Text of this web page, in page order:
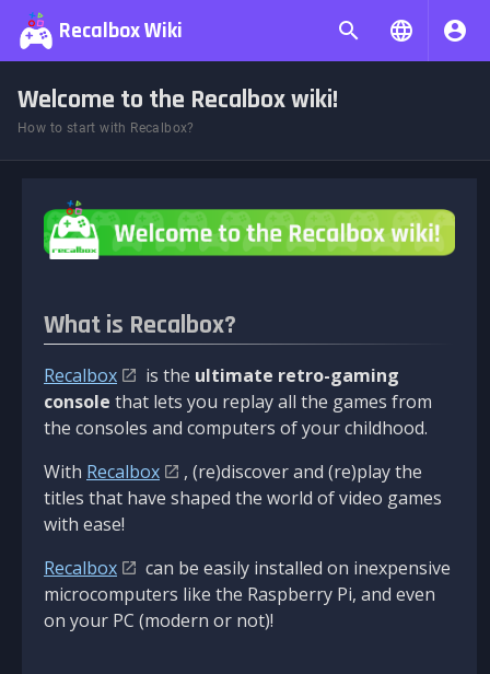
Recalbox Wiki
Welcome to the Recalbox wiki!
How to start with Recalbox?
What is Recalbox?
Recalbox is the ultimate retro-gaming
console that lets you replay all the games from
the consoles and computers of your childhood.
With Recalbox
, (re)discover and (re)play the
titles that have shaped the world of video games
with ease!
Recalbox
can be easily installed on inexpensive
microcomputers like the Raspberry Pi, and even
on your PC (modern or not)!